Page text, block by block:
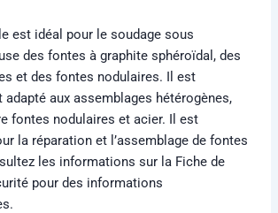
est idéal pour le soudage sous
des fontes à graphite sphéroïdal, des
et des fontes nodulaires. Il est
aux assemblages hétérogènes,
fontes nodulaires et acier. Il est
la réparation et l’assemblage de fontes
les informations sur la Fiche de
pour des informations